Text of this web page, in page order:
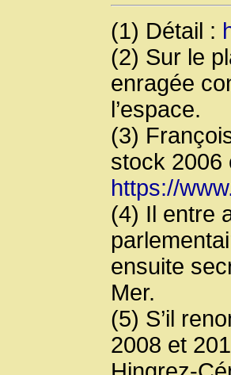
(1) Détail :
(2) Sur le
enragée
l’espace.
(3)
stock 2006
https://
(4) Il entre
ensuite
Mer.
(5) S’il
2008 et